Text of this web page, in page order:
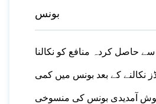
بونس
حاصل کردہ منافع کو نکالنا
نکالنے کے بعد بونس میں کمی
آمدیدی بونس کی منسوخی